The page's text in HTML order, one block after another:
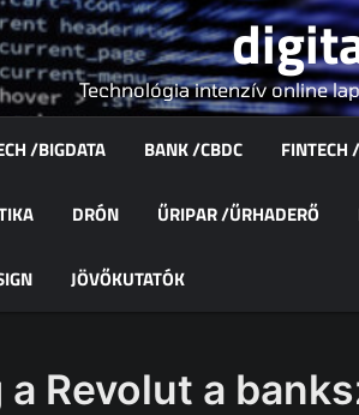
Technológia intenzív online
/BIGDATA BANK /CBDC FINTECH
DRÓN ŰRIPAR /ŰRHADERŐ
JÖVŐKUTATÓK
Revolut a